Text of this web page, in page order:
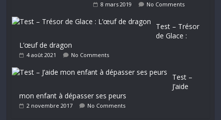
8 mars 2019 No Comments
Test – Trésor
de Glace :
L’œuf de dragon
4 août 2021 No Comments
Test –
J’aide
mon enfant à dépasser ses peurs
2 novembre 2017 No Comments